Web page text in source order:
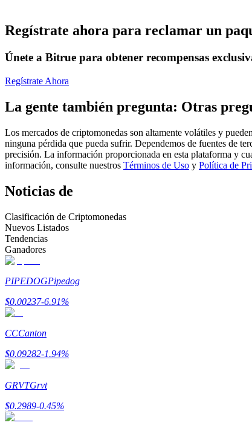
Copiar Trading
Únete a los mejores traders
Disfruta del reparto de beneficios y comisiones de copy
Regístrate ahora para reclamar un
Únete a Bitrue para obtener recompensas
Regístrate Ahora
La gente también pregunta: Otras
Los mercados de criptomonedas son altamente volátiles y
ninguna pérdida que pueda sufrir. Dependemos de fuentes de
precisión. La información proporcionada en esta plataforma y
información, consulte nuestros Términos de Uso y Política de
Noticias de
Clasificación de Criptomonedas
Nuevos Listados
Tendencias
Ganadores
PIPEDOGPipedog
$0.00237-6.91%
CCCanton
$0.09282-1.94%
GRVTGrvt
$0.2989-0.45%